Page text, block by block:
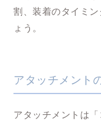
割、装着のタイミ
ょう。
アタッチメント
アタッチメントは